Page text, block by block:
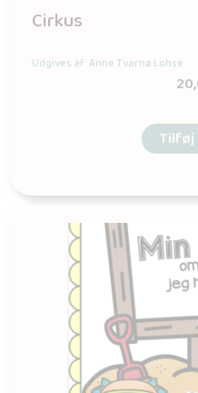
Cirkus
Udgives af: Anne Tvarnø Lohse